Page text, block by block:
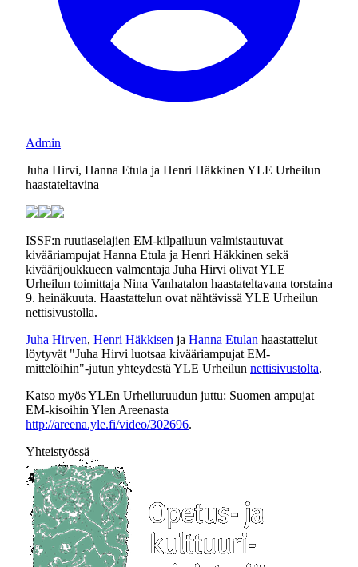
Admin
Juha Hirvi, Hanna Etula ja Henri Häkkinen YLE Urheilun
haastateltavina
ISSF:n ruutiaselajien EM-kilpailuun valmistautuvat
kivääriampujat Hanna Etula ja Henri Häkkinen sekä
kiväärijoukkueen valmentaja Juha Hirvi olivat YLE
Urheilun toimittaja Nina Vanhatalon haastateltavana torstaina
9. heinäkuuta. Haastattelun ovat nähtävissä YLE Urheilun
nettisivustolla.
Juha Hirven, Henri Häkkisen ja Hanna Etulan haastattelut
löytyvät "Juha Hirvi luotsaa kivääriampujat EM-
mittelöihin"-jutun yhteydestä YLE Urheilun nettisivustolta.
Katso myös YLEn Urheiluruudun juttu: Suomen ampujat
EM-kisoihin Ylen Areenasta
http://areena.yle.fi/video/302696.
Yhteistyössä